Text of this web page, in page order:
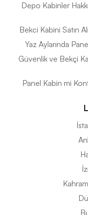
Depo Kabinler
Bekci Kabini Satın
Yaz Aylarında
Güvenlik ve Bekçi
Panel Kabin mi